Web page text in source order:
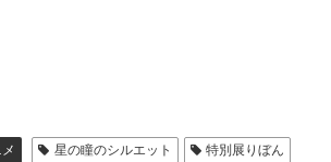
星の瞳のシルエット 特別展りぼん